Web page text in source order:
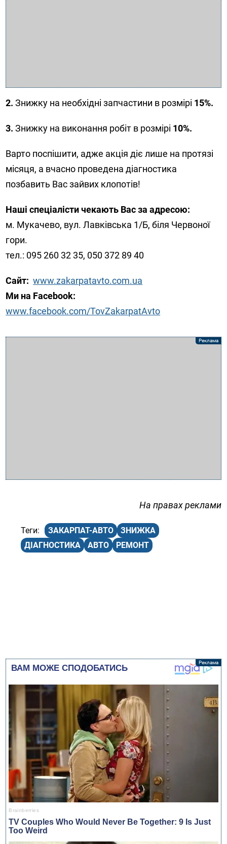
2.Знижку на необхідні запчастини в розмірі 15%.
3. Знижку на виконання робіт в розмірі 10%.
Варто поспішити, адже акція діє лише на протязі
місяця, а вчасно проведена діагностика
позбавить Вас зайвих клопотів!
Наші спеціалісти чекають Вас за адресою:
м. Мукачево, вул. Лавківська 1/Б, біля Червоної
гори.
тел.: 095 260 32 35, 050 372 89 40
Сайт: www.zakarpatavto.com.ua
Ми на Facebook:
www.facebook.com/TovZakarpatAvto
На правах реклами
ЗАКАРПАТ-АВТО
ЗНИЖКА
ДІАГНОСТИКА
АВТО РЕМОНТ